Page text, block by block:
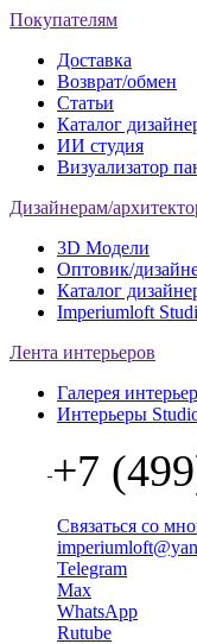
Покупателям
Доставка
Возврат/обмен
Статьи
Каталог
ИИ студия
Визуализатор
Дизайнерам/
3D Модели
Оптовик/
Каталог
Imperiumloft
Лента интерьеров
Галерея
Интерьеры
+7
Связаться со
Telegram
Max
WhatsApp
Rutube